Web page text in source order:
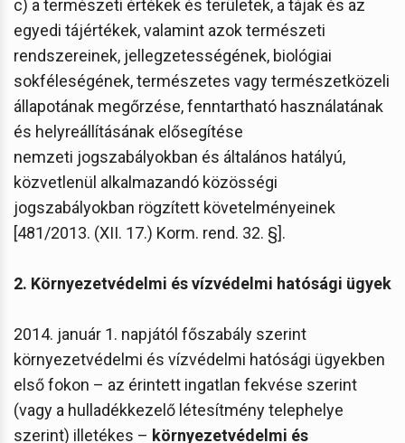
c) a természeti értékek és területek, a tájak és az
egyedi tájértékek, valamint azok természeti
rendszereinek, jellegzetességének, biológiai
sokféleségének, természetes vagy természetközeli
állapotának megőrzése, fenntartható használatának
és helyreállításának elősegítése
nemzeti jogszabályokban és általános hatályú,
közvetlenül alkalmazandó közösségi
jogszabályokban rögzített követelményeinek
[481/2013. (XII. 17.) Korm. rend. 32. §].
2. Környezetvédelmi és vízvédelmi hatósági ügyek
2014. január 1. napjától főszabály szerint
környezetvédelmi és vízvédelmi hatósági ügyekben
első fokon – az érintett ingatlan fekvése szerint
(vagy a hulladékkezelő létesítmény telephelye
szerint) illetékes – környezetvédelmi és